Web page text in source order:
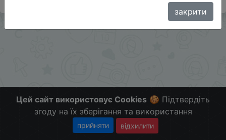
Цей сайт використовує Cookies 🍪 Підтвердіть
згоду на їх зберігання та використання
прийняти відхилити
закрити